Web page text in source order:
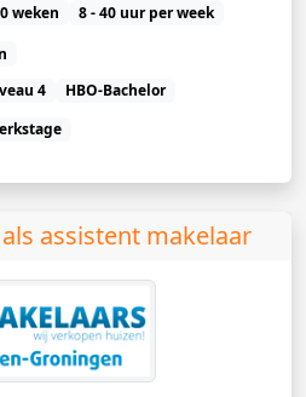
weken
8 - 40 uur per week
4
HBO-Bachelor
assistent makelaar